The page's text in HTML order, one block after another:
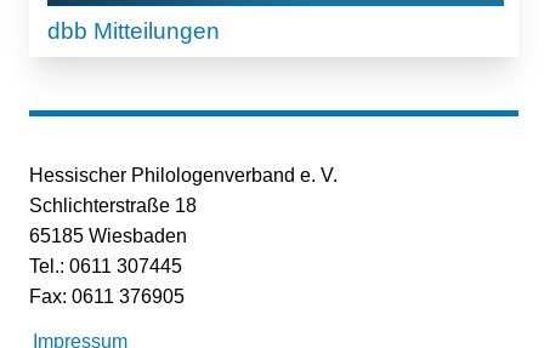
dbb Mitteilungen
Hessischer Philologenverband e. V.
Schlichterstraße 18
65185 Wiesbaden
Tel.: 0611 307445
Fax: 0611 376905
Impressum